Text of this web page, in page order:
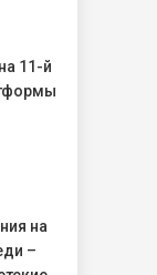
11-й
на
–